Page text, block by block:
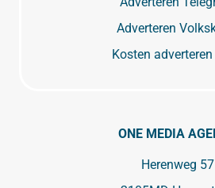
Adverteren
Kosten
ONE MEDIA
Herenweg 57